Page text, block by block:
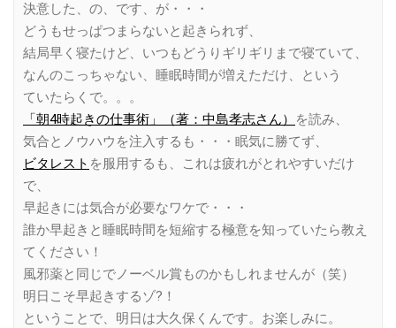
決意した、の、です、が・・・
どうもせっぱつまらないと起きられず、
結局早く寝たけど、いつもどうりギリギリまで寝ていて、
なんのこっちゃない、睡眠時間が増えただけ、という
ていたらくで。。。
「朝4時起きの仕事術」（著：中島孝志さん）
を読み、
気合とノウハウを注入するも・・・眠気に勝てず、
ビタレスト を服用するも、これは疲れがとれやすいだけ
で、
早起きには気合が必要なワケで・・・
誰か早起きと睡眠時間を短縮する極意を知っていたら教え
てください！
風邪薬と同じでノーベル賞ものかもしれませんが（笑）
明日こそ早起きするゾ?！
ということで、明日は大久保くんです。お楽しみに。